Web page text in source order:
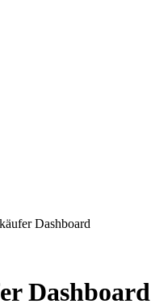
Dashboard
Dashboard